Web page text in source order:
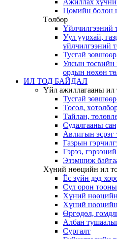
Ажиллах
Цөмийн болон
Төлбөр
Үйлчилгээний
Уул уурхай,
үйлчилгээний
Тусгай
Улсын төсвийн
ордын нөхөн
ИЛ ТОД БАЙДАЛ
Үйл ажиллагааны ил
Тусгай
Төсөл,
Тайлан,
Судалгааны
Авлигын эсрэг
Газрын
Гэрээ,
Эзэмшиж
Хүний нөөцийн ил
Ёс зүйн дэд
Сул орон тооны
Хүний нөөцийн
Хүний нөөцийн
Өргөдөл,
Албан
Сургалт